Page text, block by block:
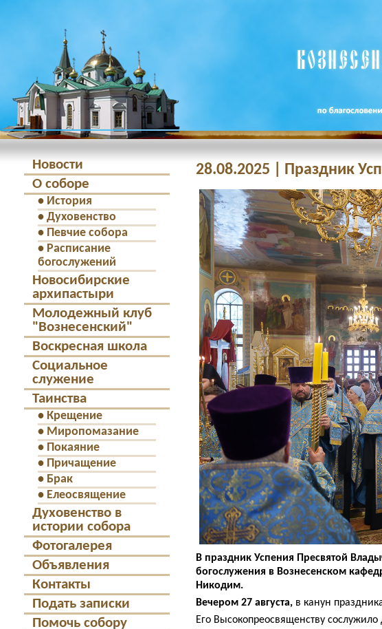
28.08.2025 | Праздник
В праздник Успения Пресвятой
богослужения в Вознесенском
Никодим.
Вечером 27 августа, в канун
Его Высокопреосвященству
Новости
О соборе
• История
• Духовенство
• Певчие собора
• Расписание
богослужений
Новосибирские
архипастыри
Молодежный клуб
"Вознесенский"
Воскресная школа
Социальное
служение
Таинства
• Крещение
• Миропомазание
• Покаяние
• Причащение
• Брак
• Елеосвящение
Духовенство в
истории собора
Фотогалерея
Объявления
Контакты
Подать записки
Помочь собору